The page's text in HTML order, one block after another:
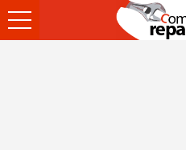
Ouvrir
le